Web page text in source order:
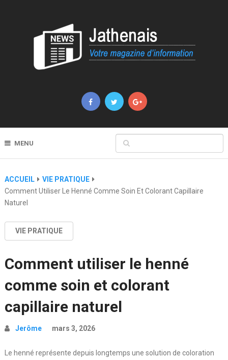
MENU
ACCUEIL
VIE PRATIQUE
Comment Utiliser Le Henné Comme Soin Et Colorant Capillaire
Naturel
VIE PRATIQUE
Comment utiliser le henné
comme soin et colorant
capillaire naturel
Jerôme mars 3, 2026
Le henné représente depuis longtemps une solution de coloration